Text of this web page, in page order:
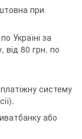
при
Україні за
від 80 грн. по
систему
або